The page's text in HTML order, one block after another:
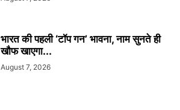
भारत की पहली ‘टॉप गन’ भावना, नाम सुनते ही
खौफ खाएगा...
August 7, 2026